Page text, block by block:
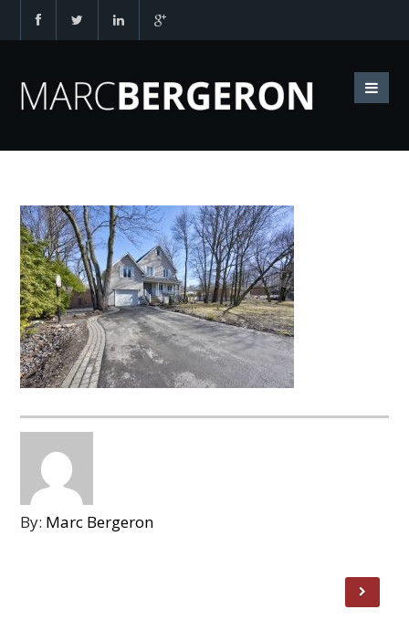
By: Marc Bergeron